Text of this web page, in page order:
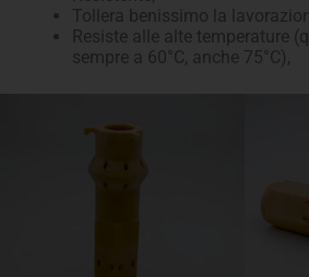
Tollera benissimo la
Resiste alle alte temperature
sempre a 60°C, anche 75°C),